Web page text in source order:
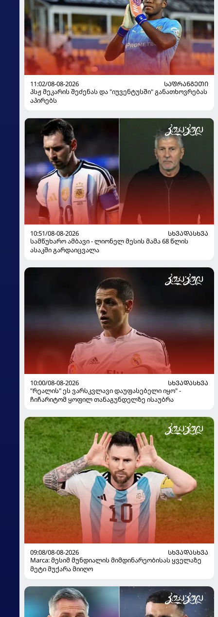
11:02/08-08-2026
ᲡᲐᲤᲠᲐᲜᲒᲔᲗᲘ
პსჟ მეკარის შეძენას და "იუვენტუსში" განათხოვრებას
აპირებს
10:51/08-08-2026
ᲡᲮᲕᲐᲓᲐᲡᲮᲕᲐ
სამწუხარო ამბავი - ლიონელ მესის მამა 68 წლის
ასაკში გარდაიცვალა
10:00/08-08-2026
ᲡᲮᲕᲐᲓᲐᲡᲮᲕᲐ
"რეალის" ეს ვარსკვლავი დაუფასებელი იყო" -
ჩიჩარიტომ ყოფილ თანაგუნდელზე ისაუბრა
09:08/08-08-2026
ᲡᲮᲕᲐᲓᲐᲡᲮᲕᲐ
Marca: მესიმ მუნდიალის მიმდინარეობისას ყველაზე
მეტი მუქარა მიიღო